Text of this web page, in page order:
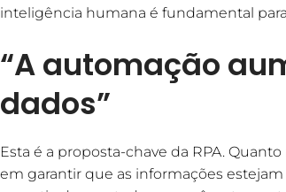
inteligência humana é fundamental
“A automação
dados”
Esta é a proposta-chave da RPA.
em garantir que as informações